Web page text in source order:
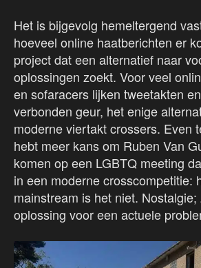
Het is bijgevolg hemeltergend
hoeveel online haatberichten er
project dat een alternatief naar
oplossingen zoekt. Voor veel
en sofaracers lijken tweetakten
verbonden geur, het enige
moderne viertakt crossers. Even
hebt meer kans om Ruben Van
komen op een LGBTQ meeting
in een moderne crosscompetitie:
mainstream is het niet.
oplossing voor een actuele